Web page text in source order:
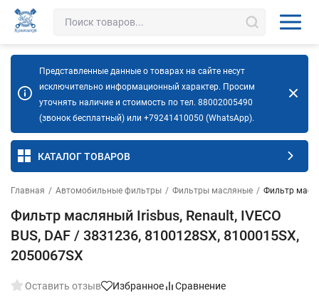
Представленные данные о товарах на сайте несут
исключительно информационный характер. Просим
уточнять наличие и стоимость по тел. 88002005490
(звонок бесплатный) или +79241410050 (WhatsApp).
КАТАЛОГ ТОВАРОВ
Главная / Автомобильные фильтры / Фильтры масляные / Фильтр
Фильтр масляный Irisbus, Renault, IVECO
BUS, DAF / 3831236, 8100128SX, 8100015SX,
2050067SX
Оставить отзыв Избранное Сравнение